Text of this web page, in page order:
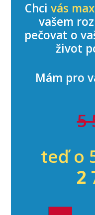
Chci vás
vašem
pečovat o
život
Mám pro
5
teď o
2